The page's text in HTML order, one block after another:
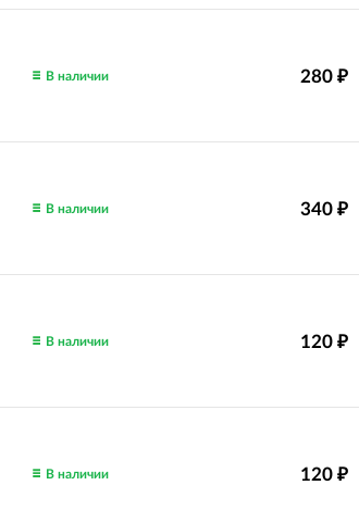
280 ₽
В наличии
340 ₽
В наличии
120 ₽
В наличии
120 ₽
В наличии